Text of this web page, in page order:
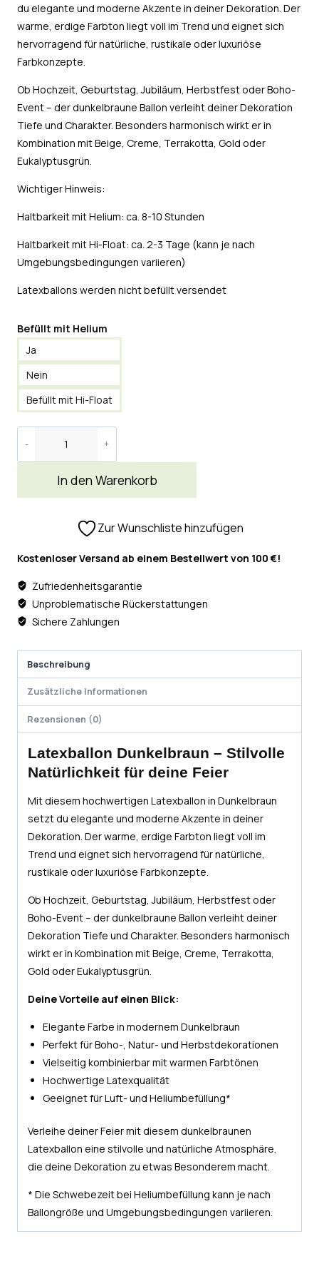
du elegante und moderne Akzente in deiner Dekoration. Der
warme, erdige Farbton liegt voll im Trend und eignet sich
hervorragend für natürliche, rustikale oder luxuriöse
Farbkonzepte.
Ob Hochzeit, Geburtstag, Jubiläum, Herbstfest oder Boho-
Event – der dunkelbraune Ballon verleiht deiner Dekoration
Tiefe und Charakter. Besonders harmonisch wirkt er in
Kombination mit Beige, Creme, Terrakotta, Gold oder
Eukalyptusgrün.
Wichtiger Hinweis:
Haltbarkeit mit Helium: ca. 8-10 Stunden
Haltbarkeit mit Hi-Float: ca. 2-3 Tage (kann je nach
Umgebungsbedingungen variieren)
Latexballons werden nicht befüllt versendet
Befüllt mit Helium
Ja
Nein
Befüllt mit Hi-Float
In den Warenkorb
Zur Wunschliste hinzufügen
Kostenloser Versand ab einem Bestellwert von 100 €!
Zufriedenheitsgarantie
Unproblematische Rückerstattungen
Sichere Zahlungen
Beschreibung
Zusätzliche Informationen
Rezensionen (0)
Latexballon Dunkelbraun – Stilvolle
Natürlichkeit für deine Feier
Mit diesem hochwertigen Latexballon in Dunkelbraun
setzt du elegante und moderne Akzente in deiner
Dekoration. Der warme, erdige Farbton liegt voll im
Trend und eignet sich hervorragend für natürliche,
rustikale oder luxuriöse Farbkonzepte.
Ob Hochzeit, Geburtstag, Jubiläum, Herbstfest oder
Boho-Event – der dunkelbraune Ballon verleiht deiner
Dekoration Tiefe und Charakter. Besonders harmonisch
wirkt er in Kombination mit Beige, Creme, Terrakotta,
Gold oder Eukalyptusgrün.
Deine Vorteile auf einen Blick:
Elegante Farbe in modernem Dunkelbraun
Perfekt für Boho-, Natur- und Herbstdekorationen
Vielseitig kombinierbar mit warmen Farbtönen
Hochwertige Latexqualität
Geeignet für Luft- und Heliumbefüllung*
Verleihe deiner Feier mit diesem dunkelbraunen
Latexballon eine stilvolle und natürliche Atmosphäre,
die deine Dekoration zu etwas Besonderem macht.
* Die Schwebezeit bei Heliumbefüllung kann je nach
Ballongröße und Umgebungsbedingungen variieren.